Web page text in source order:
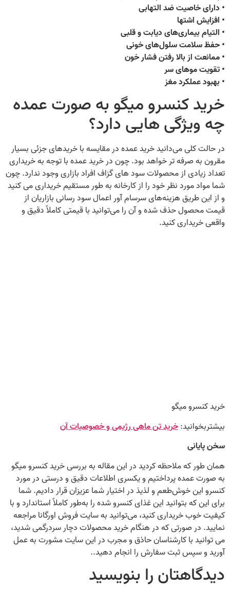
• دارای خاصیت ضد التهابی
• افزایش اشتها
• التیام بیماری‌های دیابت و قلبی
• حفظ سلامت سلول‌های خونی
• ممانعت از بالا رفتن فشار خون
• تقویت موهای سر
• بهبود عملکرد مغز
خرید کنسرو میگو به صورت عمده
چه ویژگی هایی دارد؟
در حالت کلی می‌دانید خرید عمده در مقایسه با خریدهای جزئی بسیار
مقرون‌ به‌ صرفه‌ تر خواهد بود. چون در خرید عمده با توجه به خریداری
تعداد زیادی از محصولات سود های گزاف افراد بازاری وجود ندارد. چون
شما مواد مورد نظر خود را از کارخانه به‌ طور مستقیم خریداری می کنید
و از این طریق هزینه‌های سرسام آور اعمال سود رسانی بازاریان از
قیمت محصول حذف شده و آن را می‌توانید با قیمتی کاملاً دقیق و
واقعی خریداری کنید.
خرید کنسرو میگو
بیشتربخوانید:خرید تن ماهی رژیمی و خصوصیات آن
سخن پایانی
همان‌ طور که ملاحظه کردید در این مقاله به بررسی خرید کنسرو میگو
به‌ صورت عمده پرداختیم و یکسری اطلاعات دقیق و درستی در مورد
کنسرو این خوش‌طعم و لذیذ در اختیار شما عزیزان قرار دادیم. شما
برای این‌ که بتوانید این غذای کنسرو شده را به‌طور کاملاً استاندارد و با
کیفیت خوب خریداری کنید، می‌توانید به سایت فروش اورگانا مراجعه
نمایید. در صورتی که در هنگام خرید محصولات دچار سردرگمی شدید،
می توانید با کارشناسان حاذق و مجرب در این سایت مشورت به عمل
آورید و سپس ثبت سفارش را انجام دهید..
دیدگاهتان را بنویسید